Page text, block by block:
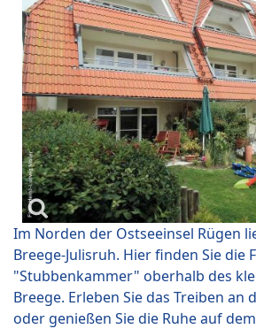
Im Norden der Ostseeinsel Rügen
Breege-Julisruh. Hier finden Sie die
"Stubbenkammer" oberhalb des
Breege. Erleben Sie das Treiben an
oder genießen Sie die Ruhe auf